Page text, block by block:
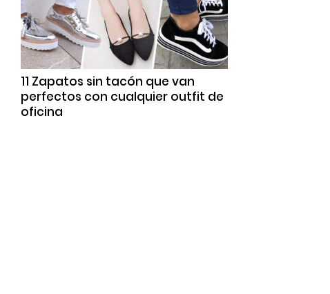
11 Zapatos sin tacón que van
perfectos con cualquier outfit de
oficina